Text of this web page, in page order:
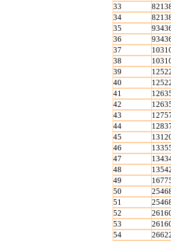
33
34
35
36
37
38
39
40
41
42
43
44
45
46
47
48
49
50
51
52
53
54